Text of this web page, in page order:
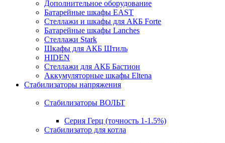
Дополнительное оборудование
Батарейные шкафы EAST
Стеллажи и шкафы для АКБ Forte
Батарейные шкафы Lanches
Стеллажи Stark
Шкафы для АКБ Штиль
HIDEN
Стеллажи для АКБ Бастион
Аккумуляторные шкафы Eltena
Стабилизаторы напряжения
Стабилизаторы ВОЛЬТ
Серия Герц (точность 1-1.5%)
Стабилизатор для котла